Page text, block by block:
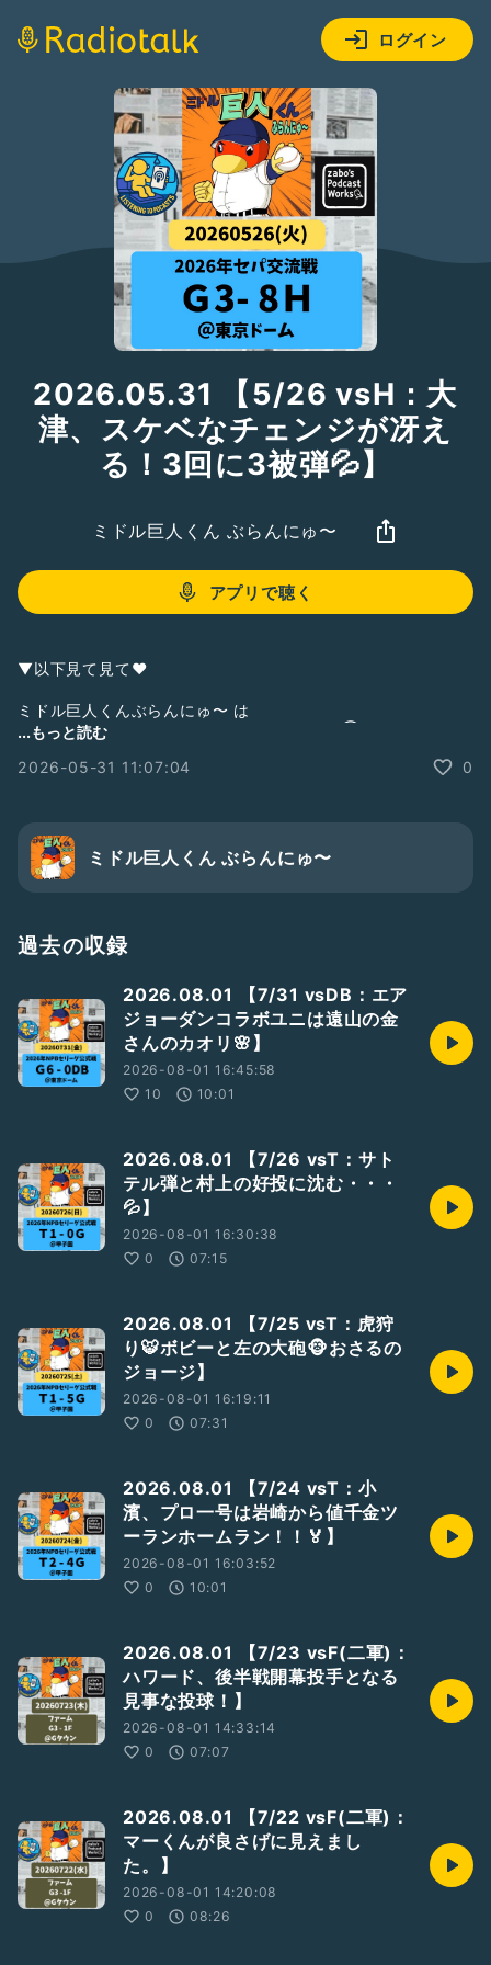
ログイン
2026.05.31 【5/26 vsH：大
津、スケベなチェンジが冴え
る！3回に3被弾💦】
ミドル巨人くん ぶらんにゅ〜
アプリで聴く
▼以下見て見て❤︎
ミドル巨人くんぶらんにゅ〜 は
zaboのサポートポッドキャスト番組です。(③サポート)
【シン野球トーク】
https://podcasts.apple.com/jp/podcast/%E3%82%B7%E3
%83%B3%E9%87%8E%E7%90%83%E3%83%88%E3%83%
BC%E3%82%AF-
②サブポッドキャスト
▼
https://open.spotify.com/show/5N12MhN3jET7WOIdWa
04YW?si=69Z98lncRIeUTg_5ZiTWbA
④サポートポッドキャスト
もっと！週末のポッドキャスター
https://stand.fm/channels/5f420a11907968e29deb63ee
⑤声日記
zaboのマイクブルペン
▼
https://listen.style/p/zabo06/czqzuiie
GiantsCastアーカイブ(年一更新)
▼
https://podcasts.apple.com/jp/podcast/giantscast%E3%
82%A2%E3%83%BC%E3%82%AB%E3%82%A4%E3%83%
96/id1743613308
...もっと読む
2026-05-31 11:07:04
0
ミドル巨人くん ぶらんにゅ〜
過去の収録
2026.08.01 【7/31 vsDB：エア
ジョーダンコラボユニは遠山の金
さんのカオリ🌸】
2026-08-01 16:45:58
10
10:01
2026.08.01 【7/26 vsT：サト
テル弾と村上の好投に沈む・・・
💦】
2026-08-01 16:30:38
0
07:15
2026.08.01 【7/25 vsT：虎狩
り🐯ボビーと左の大砲🐵おさるの
ジョージ】
2026-08-01 16:19:11
0
07:31
2026.08.01 【7/24 vsT：小
濱、プロ一号は岩崎から値千金ツ
ーランホームラン！！🏅】
2026-08-01 16:03:52
0
10:01
2026.08.01 【7/23 vsF(二軍)：
ハワード、後半戦開幕投手となる
見事な投球！】
2026-08-01 14:33:14
0
07:07
2026.08.01 【7/22 vsF(二軍)：
マーくんが良さげに見えまし
た。】
2026-08-01 14:20:08
0
08:26